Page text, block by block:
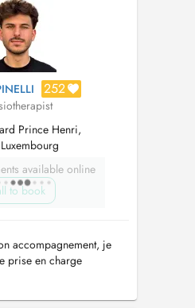
lombaires...
252
Prince Henri,
available online
to book
accompagnement, je
prise en charge
aux objectifs et aux
sportif ou non . Mon